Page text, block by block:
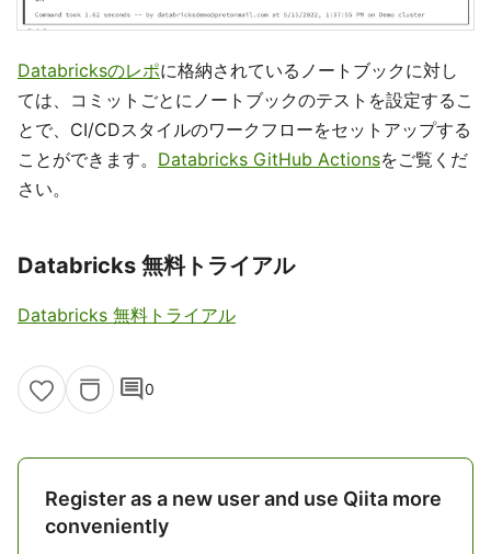
Databricksのレポに格納されているノートブックに対し
ては、コミットごとにノートブックのテストを設定するこ
とで、CI/CDスタイルのワークフローをセットアップする
ことができます。 Databricks GitHub Actionsをご覧くだ
さい。
Databricks 無料トライアル
Databricks 無料トライアル
comment0
Register as a new user and use Qiita more
conveniently